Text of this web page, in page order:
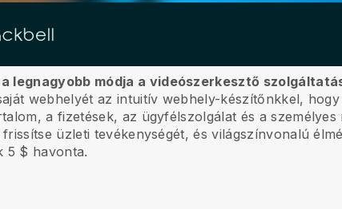
legnagyobb módja a videószerkesztő
webhelyét az intuitív webhely-készítőnkkel,
a fizetések, az ügyfélszolgálat és a
üzleti tevékenységét, és világszínvonalú
5 $ havonta.